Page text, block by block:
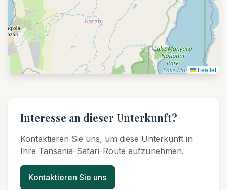
Leaflet
Interesse an dieser Unterkunft?
Kontaktieren Sie uns, um diese Unterkunft in
Ihre Tansania-Safari-Route aufzunehmen.
Kontaktieren Sie uns